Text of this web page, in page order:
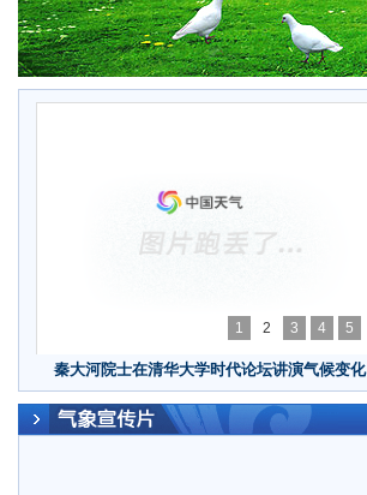
1 2 3 4 5
秦大河院士在清华大学时代论坛讲演气候变化